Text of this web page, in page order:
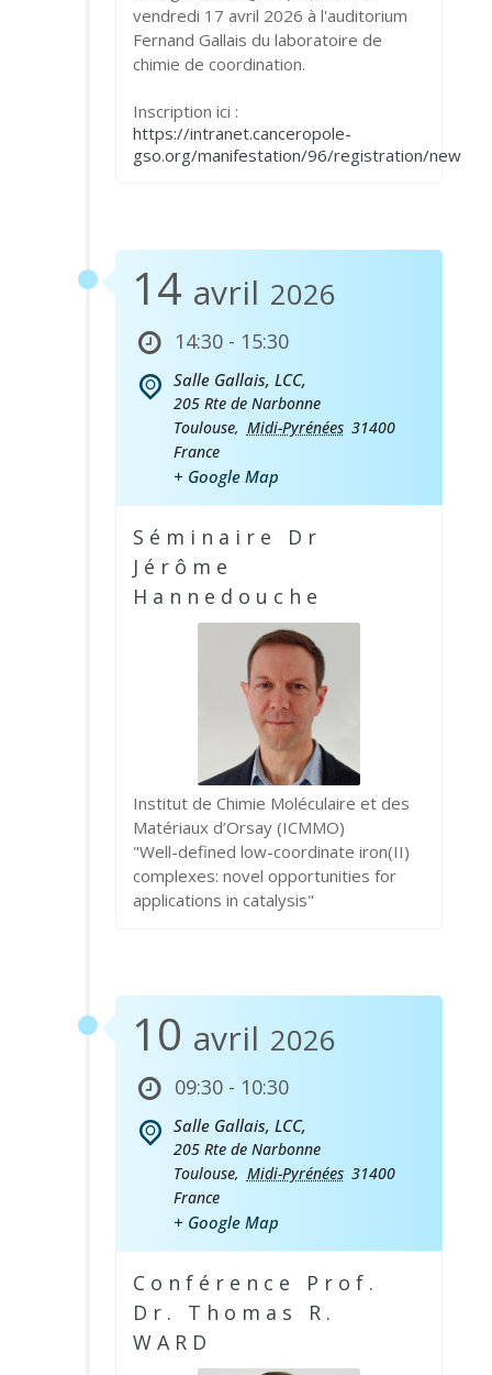
vendredi 17 avril 2026 à l'auditorium
Fernand Gallais du laboratoire de
chimie de coordination.
Inscription ici :
https://intranet.canceropole-
gso.org/manifestation/96/registration/new
14 avril 2026
14:30 - 15:30
Salle Gallais, LCC,
205 Rte de Narbonne
Toulouse, Midi-Pyrénées 31400
France
+ Google Map
Séminaire Dr
Jérôme
Hannedouche
Institut de Chimie Moléculaire et des
Matériaux d’Orsay (ICMMO)
"Well-defined low-coordinate iron(II)
complexes: novel opportunities for
applications in catalysis"
10 avril 2026
09:30 - 10:30
Salle Gallais, LCC,
205 Rte de Narbonne
Toulouse, Midi-Pyrénées 31400
France
+ Google Map
Conférence Prof.
Dr. Thomas R.
WARD